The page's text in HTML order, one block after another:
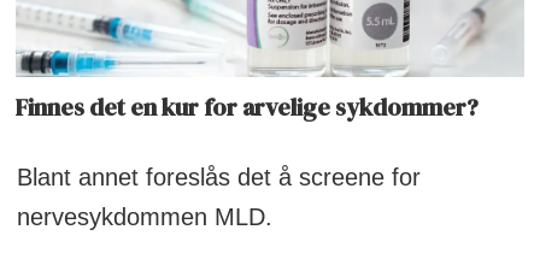
Finnes det en kur for arvelige sykdommer?
Blant annet foreslås det å screene for
nervesykdommen MLD.